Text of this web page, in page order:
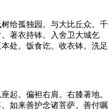
给孤独园。与大比丘众。千
著衣持钵。入舍卫大城乞
处。饭食讫。收衣钵。洗足
起。偏袒右肩。右膝著地。
如来善护念诸菩萨。善付嘱